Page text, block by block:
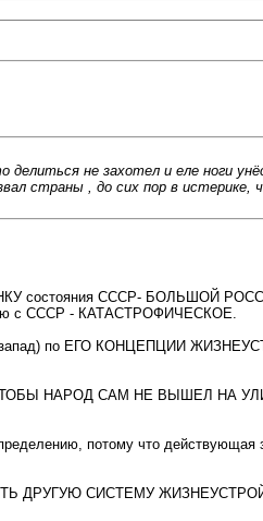
не захотел и еле ноги
страны , до сих пор в
СССР- БОЛЬШОЙ
с СССР - КАТАСТРОФИЧЕСКОЕ.
по ЕГО КОНЦЕПЦИИ
НАРОД САМ НЕ ВЫШЕЛ НА УЛИЦЫ
потому что
ДРУГУЮ СИСТЕМУ